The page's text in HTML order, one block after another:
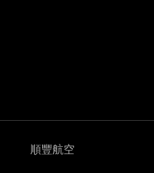
順豐航空